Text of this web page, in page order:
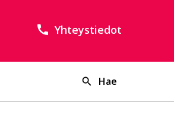
Yhteystiedot
Hae